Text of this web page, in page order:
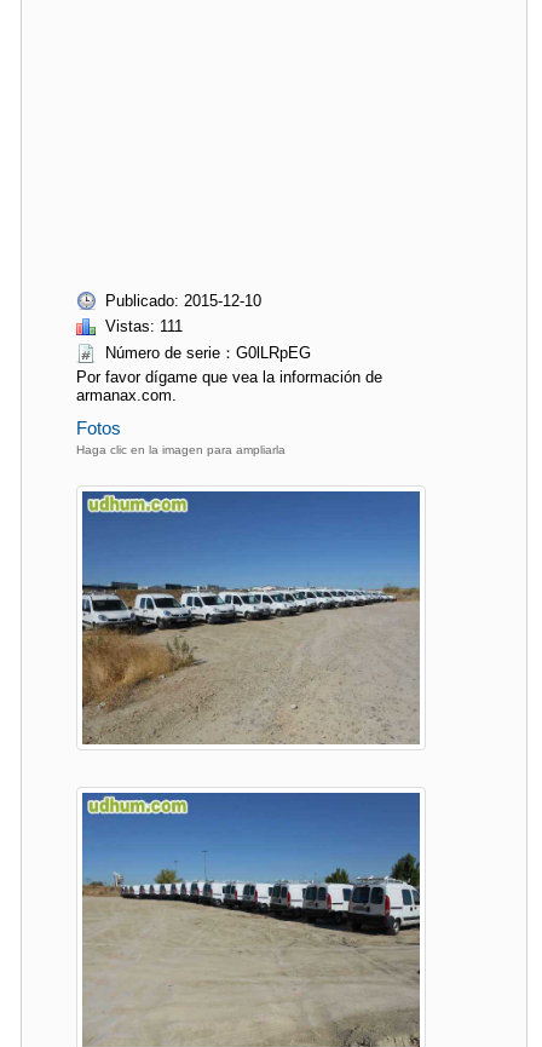
Publicado: 2015-12-10
Vistas: 111
Número de serie：G0lLRpEG
Por favor dígame que vea la información de
armanax.com.
Fotos
Haga clic en la imagen para ampliarla